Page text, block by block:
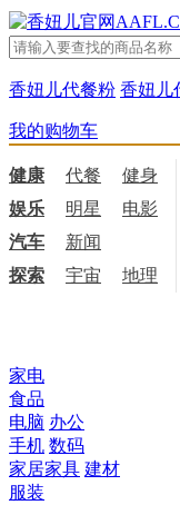
香妞儿代餐粉 香妞儿
我的购物车
健康 代餐 健身
娱乐
明星 电影
汽车
新闻
探索
宇宙 地理
家电
食品
电脑 办公
手机 数码
家居家具 建材
服装